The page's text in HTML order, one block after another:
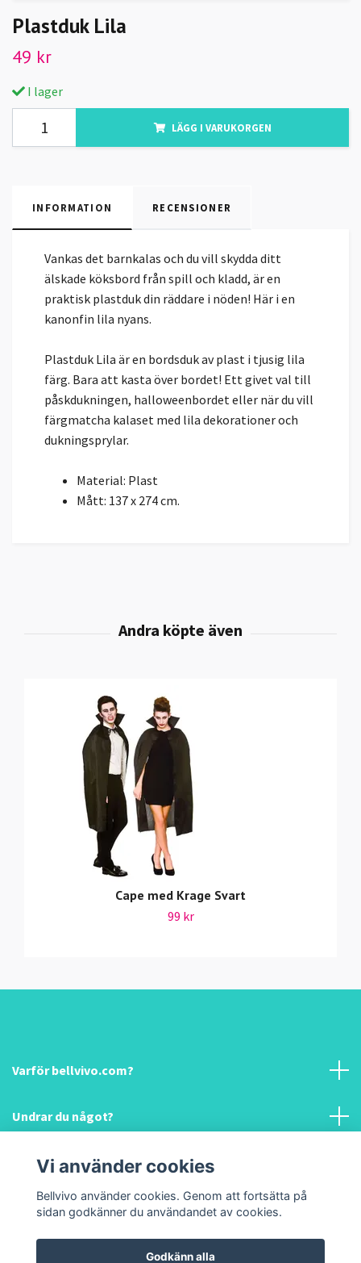
Plastduk Lila
49 kr
I lager
LÄGG I VARUKORGEN
INFORMATION RECENSIONER
Vankas det barnkalas och du vill skydda ditt
älskade köksbord från spill och kladd, är en
praktisk plastduk din räddare i nöden! Här i en
kanonfin lila nyans.
Plastduk Lila är en bordsduk av plast i tjusig lila
färg. Bara att kasta över bordet! Ett givet val till
påskdukningen, halloweenbordet eller när du vill
färgmatcha kalaset med lila dekorationer och
dukningsprylar.
Material: Plast
Mått: 137 x 274 cm.
Cape med Krage Svart
99 kr
Varför bellvivo.com?
Undrar du något?
Information & hjälp!
Sociala medier
Vi använder cookies
Bellvivo använder cookies. Genom att fortsätta på
sidan godkänner du användandet av cookies.
Godkänn alla